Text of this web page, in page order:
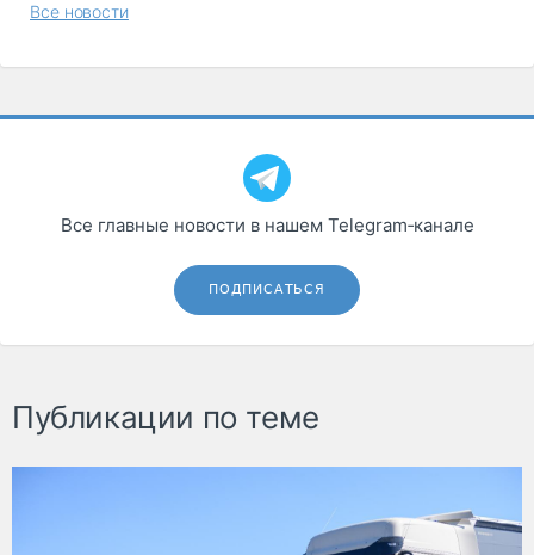
Все новости
Все главные новости в нашем Telegram‑канале
ПОДПИСАТЬСЯ
Публикации по теме